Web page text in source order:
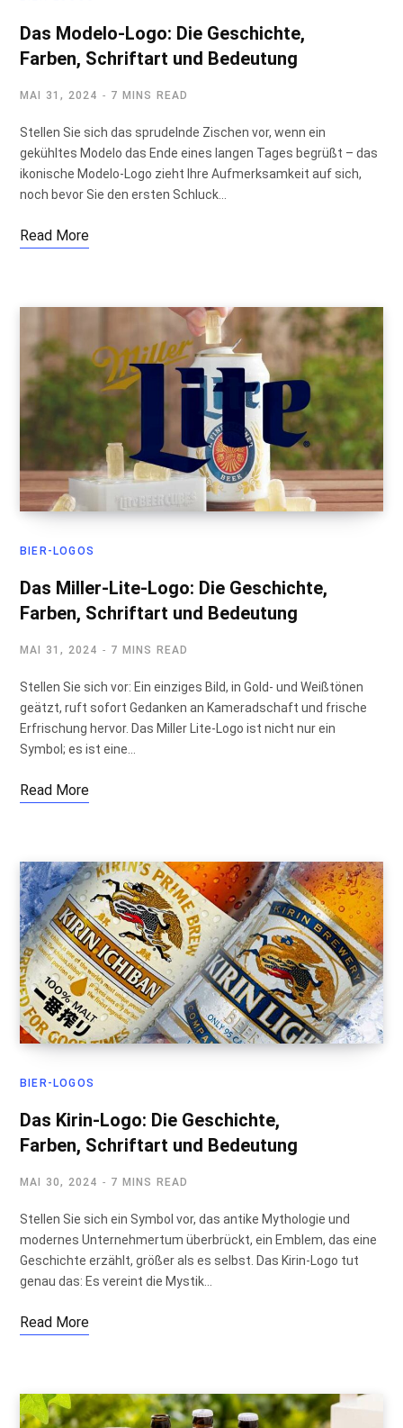
Das Modelo-Logo: Die Geschichte,
Farben, Schriftart und Bedeutung
MAI 31, 2024 7 MINS READ
Stellen Sie sich das sprudelnde Zischen vor, wenn ein
gekühltes Modelo das Ende eines langen Tages begrüßt – das
ikonische Modelo-Logo zieht Ihre Aufmerksamkeit auf sich,
noch bevor Sie den ersten Schluck…
Read More
BIER-LOGOS
Das Miller-Lite-Logo: Die Geschichte,
Farben, Schriftart und Bedeutung
MAI 31, 2024 7 MINS READ
Stellen Sie sich vor: Ein einziges Bild, in Gold- und Weißtönen
geätzt, ruft sofort Gedanken an Kameradschaft und frische
Erfrischung hervor. Das Miller Lite-Logo ist nicht nur ein
Symbol; es ist eine…
Read More
BIER-LOGOS
Das Kirin-Logo: Die Geschichte,
Farben, Schriftart und Bedeutung
MAI 30, 2024 7 MINS READ
Stellen Sie sich ein Symbol vor, das antike Mythologie und
modernes Unternehmertum überbrückt, ein Emblem, das eine
Geschichte erzählt, größer als es selbst. Das Kirin-Logo tut
genau das: Es vereint die Mystik…
Read More